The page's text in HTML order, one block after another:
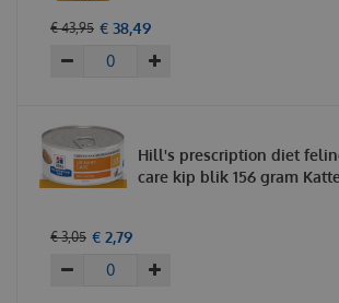
€ 43,95 € 38,49
Hill's prescription diet
care kip blik 156 gram
€ 3,05 € 2,79